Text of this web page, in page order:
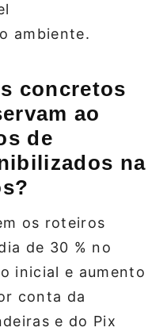
ambiente.
concretos
ao
de
na
os roteiros
de 30 % no
inicial e aumento
conta da
e do Pix